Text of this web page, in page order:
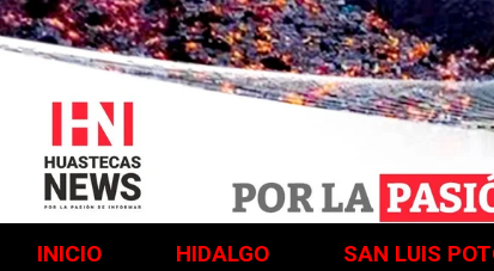
INICIO HIDALGO SAN LUIS